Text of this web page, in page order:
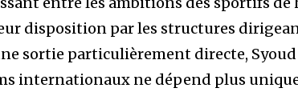
disposition par les structures
sortie particulièrement directe, Syoud
internationaux ne dépend plus